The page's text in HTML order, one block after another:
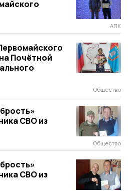
АПК
Почётной
Общество
СВО из
Общество
СВО из